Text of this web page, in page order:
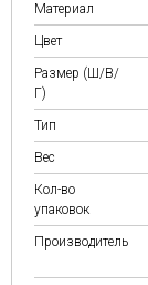
Материал
Цвет
Размер (Ш/В/
Г)
Тип
Вес
Кол-во
упаковок
Производитель